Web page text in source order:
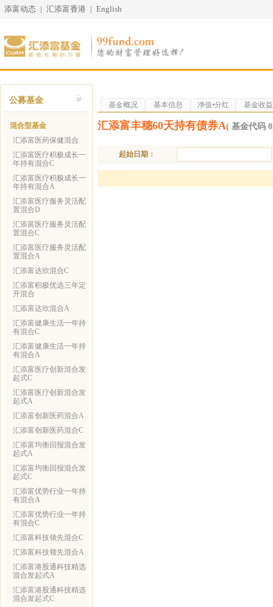
添富动态 | 汇添富香港 | English
公募基金
混合型基金
汇添富医药保健混合
汇添富医疗积极成长一
年持有混合C
汇添富医疗积极成长一
年持有混合A
汇添富医疗服务灵活配
置混合D
汇添富医疗服务灵活配
置混合C
汇添富医疗服务灵活配
置混合A
汇添富达欣混合C
汇添富积极优选三年定
开混合
汇添富达欣混合A
汇添富健康生活一年持
有混合C
汇添富健康生活一年持
有混合A
汇添富医疗创新混合发
起式C
汇添富医疗创新混合发
起式A
汇添富创新医药混合A
汇添富创新医药混合C
汇添富均衡回报混合发
起式A
汇添富均衡回报混合发
起式C
汇添富优势行业一年持
有混合A
汇添富优势行业一年持
有混合C
汇添富科技领先混合C
汇添富科技领先混合A
汇添富港股通科技精选
混合发起式A
汇添富港股通科技精选
混合发起式C
基金概况 基本信息 净值•分红 基金收益
汇添富丰穗60天持有债券A( 基金代码
起始日期：